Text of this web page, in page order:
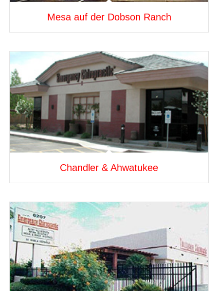
Mesa auf der Dobson Ranch
Chandler & Ahwatukee